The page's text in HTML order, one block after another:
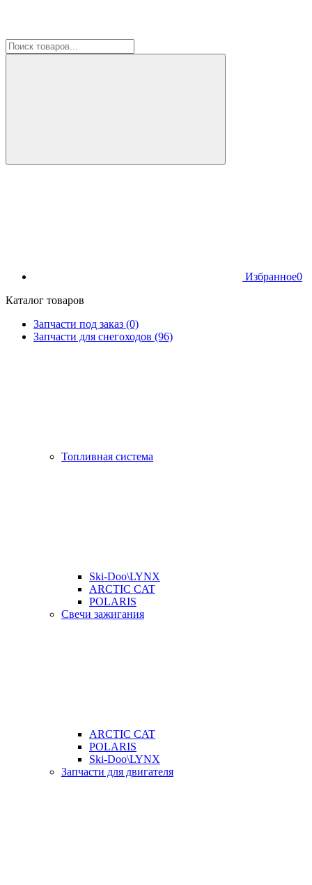
Избранное0
Каталог товаров
Запчасти под заказ (0)
Запчасти для снегоходов (96)
Топливная система
Ski-Doo\LYNX
ARCTIC CAT
POLARIS
Свечи зажигания
ARCTIC CAT
POLARIS
Ski-Doo\LYNX
Запчасти для двигателя